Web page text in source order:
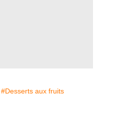
#Desserts aux fruits